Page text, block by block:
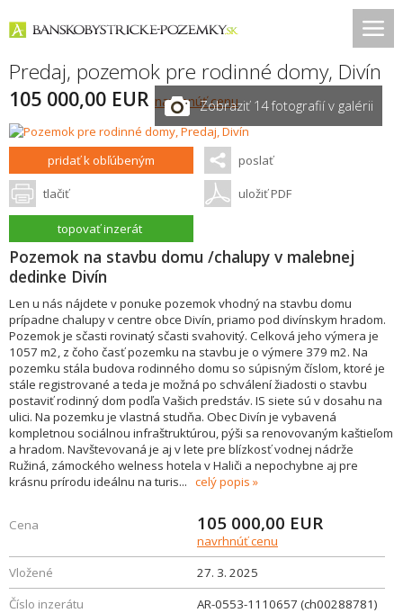
Predaj, pozemok pre rodinné domy, Divín
105 000,00 EUR navrhnúť cenuZobraziť 14 fotografií v galérii
pridať k obľúbeným poslať
tlačiť uložiť PDF
topovať inzerát
Pozemok na stavbu domu /chalupy v malebnej
dedinke Divín
Len u nás nájdete v ponuke pozemok vhodný na stavbu domu
prípadne chalupy v centre obce Divín, priamo pod divínskym hradom.
Pozemok je sčasti rovinatý sčasti svahovitý. Celková jeho výmera je
1057 m2, z čoho časť pozemku na stavbu je o výmere 379 m2. Na
pozemku stála budova rodinného domu so súpisným číslom, ktoré je
stále registrované a teda je možná po schválení žiadosti o stavbu
postaviť rodinný dom podľa Vašich predstáv. IS siete sú v dosahu na
ulici. Na pozemku je vlastná studňa. Obec Divín je vybavená
kompletnou sociálnou infraštruktúrou, pýši sa renovovaným kaštieľom
a hradom. Navštevovaná je aj v lete pre blízkosť vodnej nádrže
Ružiná, zámockého welness hotela v Haliči a nepochybne aj pre
krásnu prírodu ideálnu na turis... celý popis
Cena 105 000,00 EUR
navrhnúť cenu
Vložené
27. 3. 2025
Číslo inzerátu
AR-0553-1110657 (ch00288781)